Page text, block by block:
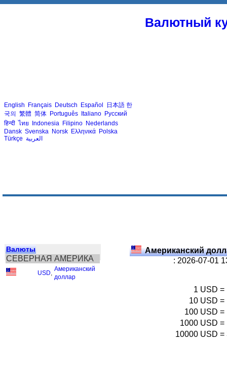
Валютный
English Français Deutsch Español 日本語 한
국의 繁體 简体 Português Italiano Русский
हिन्दी ไทย Indonesia Filipino Nederlands
Dansk Svenska Norsk Ελληνικά Polska
Türkçe العربية
Валюты
СЕВЕРНАЯ АМЕРИКА
USD
Американский
доллар
Американский
: 2026-07-01
1 USD =
10 USD =
100 USD =
1000 USD =
10000 USD =